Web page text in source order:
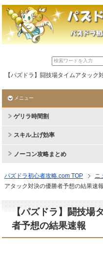
【パズドラ】闘技場タイムアタック
メニュー
ゲリラ時間割
スキル上げ効率
ノーコン攻略まとめ
パズドラ初心者攻略.com TOP ニ
アタック対決の優勝者予想の結果速報
【パズドラ】闘技場
者予想の結果速報